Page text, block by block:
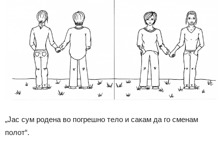
„Јас сум родена во погрешно тело и сакам да го сменам
полот“.